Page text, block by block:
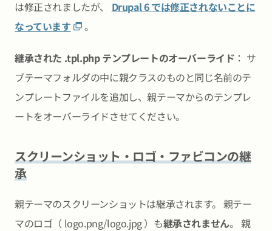
は修正されましたが、 Drupal 6 では修正されないことに
なっています
。
継承された .tpl.php テンプレートのオーバーライド ： サ
ブテーマフォルダの中に親クラスのものと同じ名前のテ
ンプレートファイルを追加し、親テーマからのテンプレ
ートをオーバーライドさせてください。
スクリーンショット・ロゴ・ファビコンの継
承
親テーマのスクリーンショットは継承されます。 親テー
マのロゴ（ logo.png/logo.jpg ）も継承されません。 親